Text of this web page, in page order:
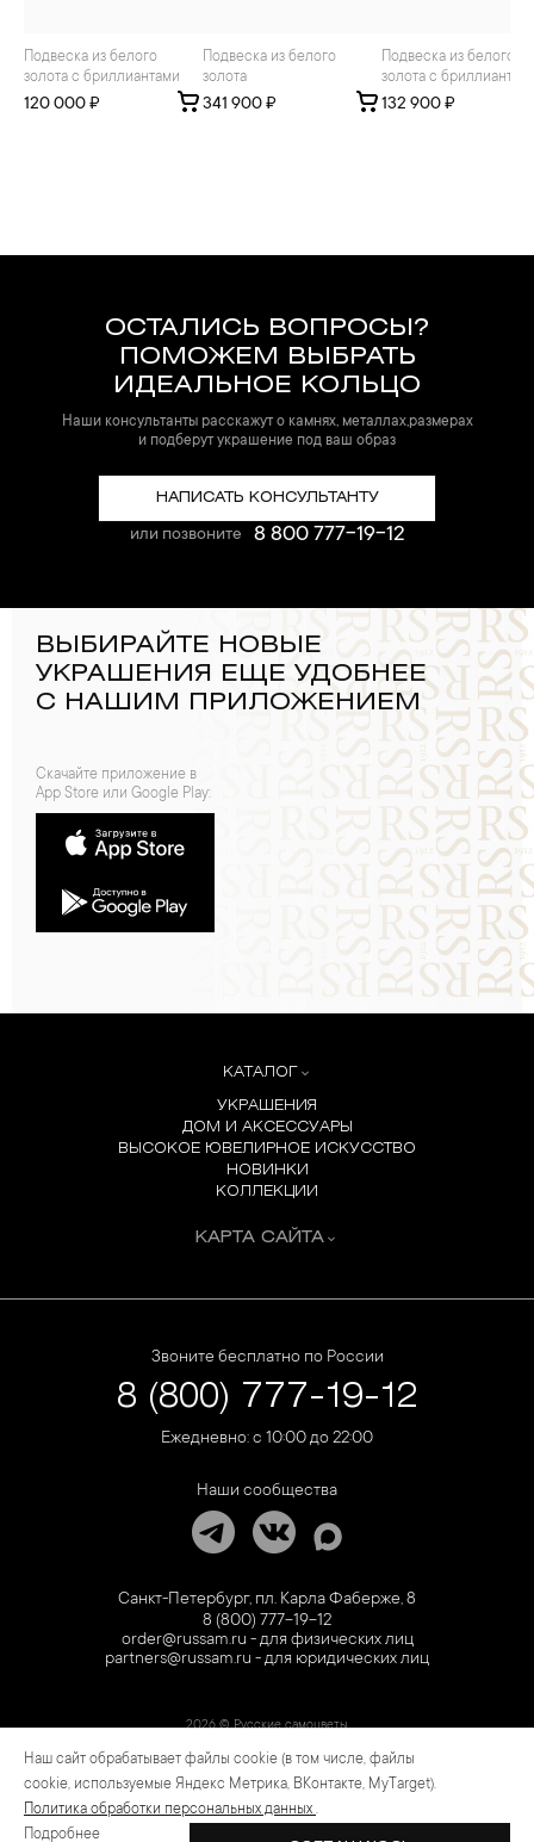
Подвеска из белого
золота с бриллиантами
120 000 ₽
Подвеска из белого
золота
341 900 ₽
Подвеска из белого
золота с
132 900 ₽
ОСТАЛИСЬ ВОПРОСЫ?
ПОМОЖЕМ ВЫБРАТЬ
ИДЕАЛЬНОЕ КОЛЬЦО
Наши консультанты расскажут о камнях, металлах,размерах
и подберут украшение под ваш образ
НАПИСАТЬ КОНСУЛЬТАНТУ
или позвоните 8 800 777-19-12
ВЫБИРАЙТЕ НОВЫЕ
УКРАШЕНИЯ ЕЩЕ УДОБНЕЕ
С НАШИМ ПРИЛОЖЕНИЕМ
Скачайте приложение в
App Store или Google Play:
КАТАЛОГ
УКРАШЕНИЯ
ДОМ И АКСЕССУАРЫ
ВЫСОКОЕ ЮВЕЛИРНОЕ ИСКУССТВО
НОВИНКИ
КОЛЛЕКЦИИ
КАРТА САЙТА
Звоните бесплатно по России
8 (800) 777-19-12
Ежедневно: с 10:00 до 22:00
Наши сообщества
Санкт-Петербург, пл. Карла Фаберже, 8
8 (800) 777-19-12
order@russam.ru - для физических лиц
partners@russam.ru - для юридических лиц
2026 © Русские самоцветы
Предложение не является публичной офертой. Цены на сайте и в розничной сети
могут отличаться. Информация на сайте о товаре носит рекламный характер и
расценивается как приглашение делать оферты на основании п.1 ст. 437
Гражданского кодекса РФ.
Наш сайт обрабатывает файлы cookie (в том числе, файлы
cookie, используемые Яндекс Метрика, ВКонтакте, MyTarget).
Политика обработки персональных данных .
Подробнее